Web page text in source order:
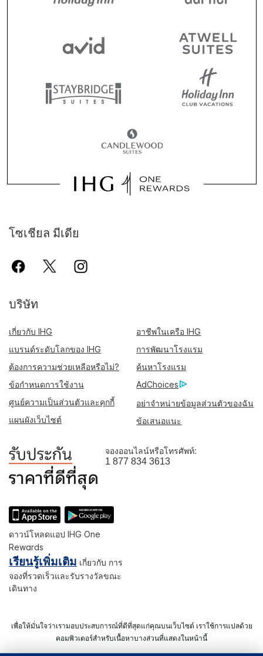
โซเชียล มีเดีย
บริษัท
เกี่ยวกับ IHG
อาชีพในเครือ IHG
แบรนด์ระดับโลกของ IHG
การพัฒนาโรงแรม
ต้องการความช่วยเหลือหรือไม่?
ค้นหาโรงแรม
ข้อกำหนดการใช้งาน
AdChoices
ศูนย์ความเป็นส่วนตัวและคุกกี้
อย่าจำหน่ายข้อมูลส่วนตัวของฉัน
แผนผังเว็บไซต์
ข้อเสนอแนะ
จองออนไลน์หรือโทรศัพท์:
1 877 834 3613
ดาวน์โหลดแอป IHG One
Rewards
เรียนรู้เพิ่มเติม เกี่ยวกับ การ
จองที่รวดเร็วและรับรางวัลขณะ
เดินทาง
เพื่อให้มั่นใจว่าเรามอบประสบการณ์ที่ดีที่สุดแก่คุณบนเว็บไซต์ เราใช้การแปลด้วย
คอมพิวเตอร์สำหรับเนื้อหาบางส่วนที่แสดงในหน้านี้